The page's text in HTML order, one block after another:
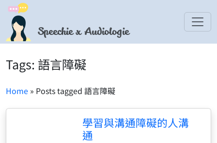
Speechie x Audiologie
Tags: 語言障礙
Home » Posts tagged 語言障礙
學習與溝通障礙的人溝
通